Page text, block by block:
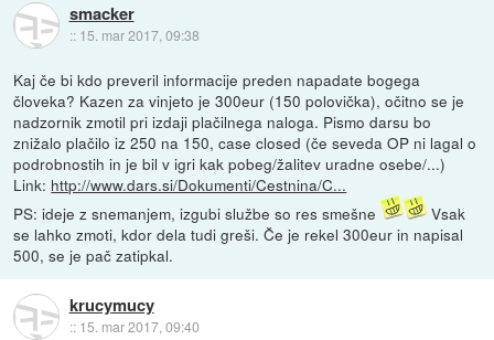
smacker
:: 15. mar 2017, 09:38
Kaj če bi kdo preveril informacije preden napadate bogega
človeka? Kazen za vinjeto je 300eur (150 polovička), očitno se je
nadzornik zmotil pri izdaji plačilnega naloga. Pismo darsu bo
znižalo plačilo iz 250 na 150, case closed (če seveda OP ni lagal o
podrobnostih in je bil v igri kak pobeg/žalitev uradne osebe/...)
Link: http://www.dars.si/Dokumenti/Cestnina/C...
PS: ideje z snemanjem, izgubi službe so res smešne
Vsak
se lahko zmoti, kdor dela tudi greši. Če je rekel 300eur in napisal
500, se je pač zatipkal.
krucymucy
:: 15. mar 2017, 09:40